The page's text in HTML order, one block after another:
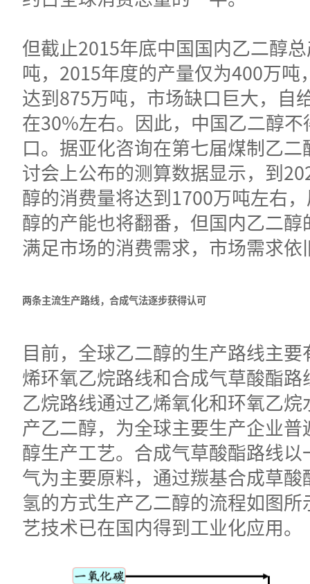
但截止2015年底中国国内乙二醇
吨，2015年度的产量仅为400万吨
达到875万吨，市场缺口巨大，自
在30%左右。因此，中国乙二醇
口。据亚化咨询在第七届煤制乙
讨会上公布的测算数据显示，到
醇的消费量将达到1700万吨左右
醇的产能也将翻番，但国内乙二
满足市场的消费需求，市场需求依
两条主流生产路线，合成气法逐步获得认可
目前，全球乙二醇的生产路线主
烯环氧乙烷路线和合成气草酸酯
乙烷路线通过乙烯氧化和环氧乙
产乙二醇，为全球主要生产企业
醇生产工艺。合成气草酸酯路线
气为主要原料，通过羰基合成草
氢的方式生产乙二醇的流程如图
艺技术已在国内得到工业化应用。